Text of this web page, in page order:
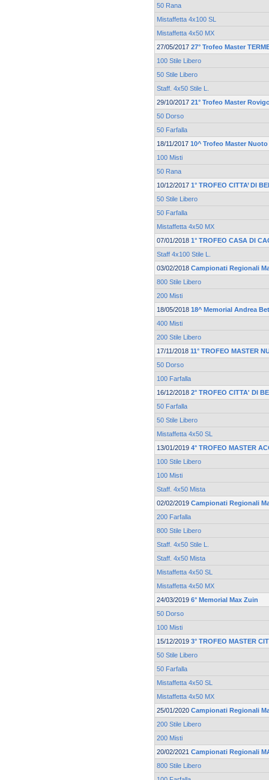
50 Rana
Mistaffetta 4x100 SL
Mistaffetta 4x50 MX
27/05/2017 27° Trofeo Master
100 Stile Libero
50 Stile Libero
Staff. 4x50 Stile L.
29/10/2017 21° Trofeo Master
50 Dorso
50 Farfalla
18/11/2017 10^ Trofeo Master Nuoto
100 Misti
50 Rana
10/12/2017 1° TROFEO CITTA’ DI
50 Stile Libero
50 Farfalla
Mistaffetta 4x50 MX
07/01/2018 1° TROFEO CASA DI
Staff 4x100 Stile L.
03/02/2018 Campionati Regionali
800 Stile Libero
200 Misti
18/05/2018 18^ Memorial Andrea
400 Misti
200 Stile Libero
17/11/2018 11° TROFEO MASTER
50 Dorso
100 Farfalla
16/12/2018 2° TROFEO CITTA' DI
50 Farfalla
50 Stile Libero
Mistaffetta 4x50 SL
13/01/2019 4° TROFEO MASTER
100 Stile Libero
100 Misti
Staff. 4x50 Mista
02/02/2019 Campionati Regionali
200 Farfalla
800 Stile Libero
Staff. 4x50 Stile L.
Staff. 4x50 Mista
Mistaffetta 4x50 SL
Mistaffetta 4x50 MX
24/03/2019 6° Memorial Max Zuin
50 Dorso
100 Misti
15/12/2019 3° TROFEO MASTER
50 Stile Libero
50 Farfalla
Mistaffetta 4x50 SL
Mistaffetta 4x50 MX
25/01/2020 Campionati Regionali
200 Stile Libero
200 Misti
20/02/2021 Campionati Regionali
800 Stile Libero